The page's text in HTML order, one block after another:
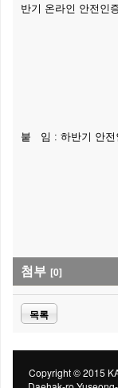
반기 온라인 안전인
붙 임 : 하반기 안전
총
첨부 [0]
목록
Copyright © 2015